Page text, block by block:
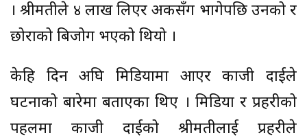
। श्रीमतीले ४ लाख लिएर अर्कैसँग भागेपछि उनको र
छोराको बिजोग भएको थियो ।
केहि दिन अघि मिडियामा आएर काजी दाईले
घटनाको बारेमा बताएका थिए । मिडिया र प्रहरीको
पहलमा काजी दाईको श्रीमतीलाई प्रहरीले